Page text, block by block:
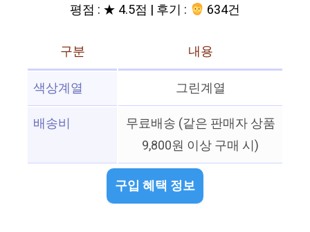
평점 : ★ 4.5점 | 후기 : 634건
구분
내용
색상계열
그린계열
배송비
무료배송 (같은 판매자 상품
9,800원 이상 구매 시)
구입 혜택 정보